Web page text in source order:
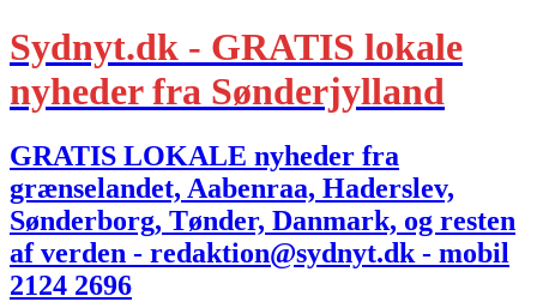
Sydnyt.dk - GRATIS lokale
nyheder fra Sønderjylland
GRATIS LOKALE nyheder fra
grænselandet, Aabenraa, Haderslev,
Sønderborg, Tønder, Danmark, og resten
af verden - redaktion@sydnyt.dk - mobil
2124 2696